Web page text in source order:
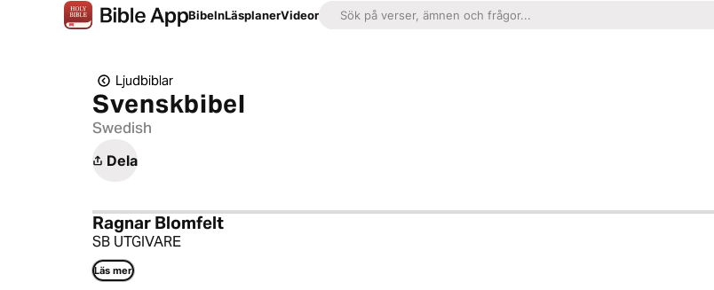
BibelnLäsplanerVideor
Ljudbiblar
Svenskbibel
Swedish
Dela
Ragnar Blomfelt
SB UTGIVARE
Läs mer